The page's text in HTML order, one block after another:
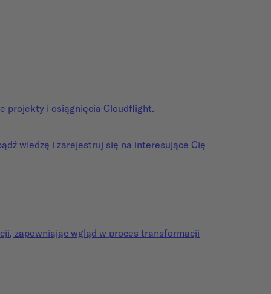
projekty i osiągnięcia Cloudflight.
wiedzę i zarejestruj się na interesujące Cię
zapewniając wgląd w proces transformacji